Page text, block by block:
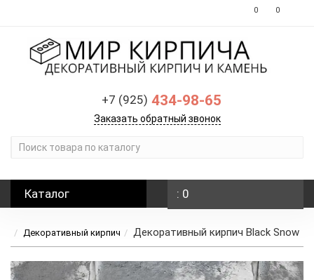
0 0
+7 (925) 434-98-65
Заказать обратный звонок
Каталог : 0
Декоративный кирпич Декоративный кирпич Black Snow